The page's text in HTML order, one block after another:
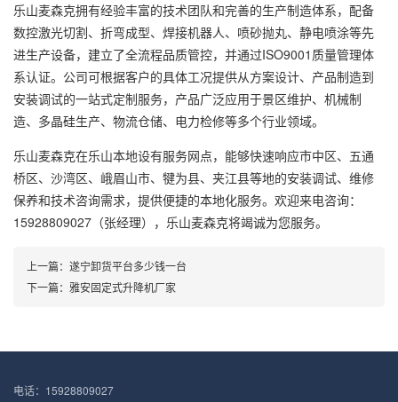
乐山麦森克拥有经验丰富的技术团队和完善的生产制造体系，配备
数控激光切割、折弯成型、焊接机器人、喷砂抛丸、静电喷涂等先
进生产设备，建立了全流程品质管控，并通过ISO9001质量管理体
系认证。公司可根据客户的具体工况提供从方案设计、产品制造到
安装调试的一站式定制服务，产品广泛应用于景区维护、机械制
造、多晶硅生产、物流仓储、电力检修等多个行业领域。
乐山麦森克在乐山本地设有服务网点，能够快速响应市中区、五通
桥区、沙湾区、峨眉山市、犍为县、夹江县等地的安装调试、维修
保养和技术咨询需求，提供便捷的本地化服务。欢迎来电咨询：
15928809027（张经理），乐山麦森克将竭诚为您服务。
上一篇： 遂宁卸货平台多少钱一台
下一篇： 雅安固定式升降机厂家
电话：15928809027